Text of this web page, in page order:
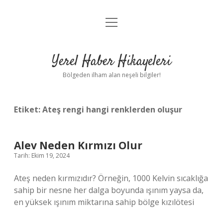
Anasayfa
Yasal Uyarı
menüyü
Yerel Haber Hikayeleri
Bölgeden ilham alan neşeli bilgiler!
Etiket:Ateş rengi hangi renklerden oluşur
Alev Neden Kırmızı Olur
Tarih: Ekim 19, 2024
Ateş neden kırmızıdır? Örneğin, 1000 Kelvin sıcaklığa
sahip bir nesne her dalga boyunda ışınım yaysa da,
en yüksek ışınım miktarına sahip bölge kızılötesi